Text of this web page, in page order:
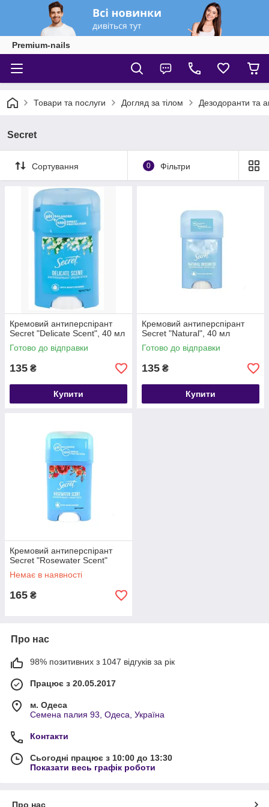
Premium-nails
Товари та послуги Догляд за тілом Дезодоранти та
Secret
Сортування 0 Фільтри
Кремовий антиперспірант
Secret "Delicate Scent", 40 мл
Готово до відправки
135 ₴
Купити
Кремовий антиперспірант
Secret "Natural", 40 мл
Готово до відправки
135 ₴
Купити
Кремовий антиперспірант
Secret "Rosewater Scent"
Немає в наявності
165 ₴
Про нас
98% позитивних з 1047 відгуків за рік
Працює з 20.05.2017
м. Одеса
Семена палия 93, Одеса, Україна
Контакти
Сьогодні працює з 10:00 до 13:30
Показати весь графік роботи
Про нас